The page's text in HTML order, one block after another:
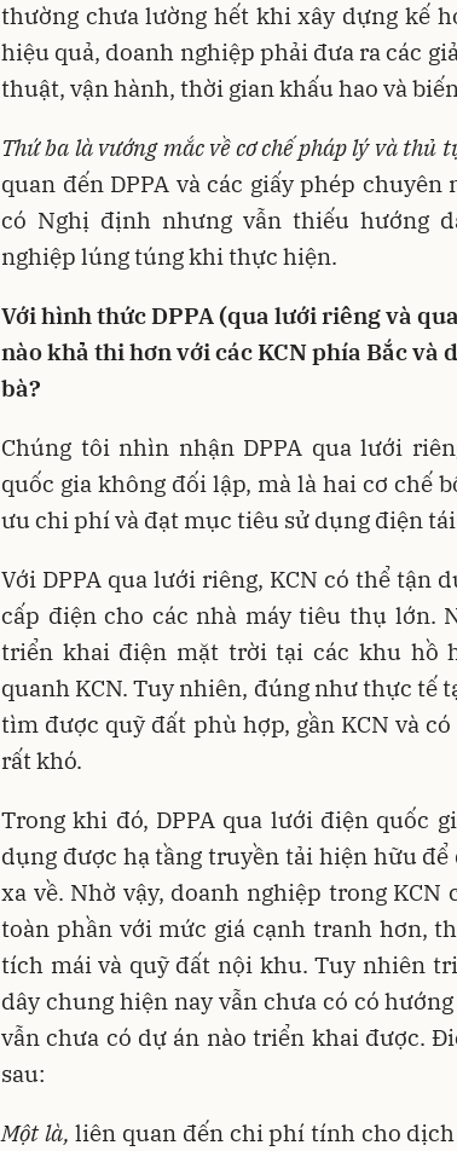
thường chưa lường hết khi xây dựng kế
hiệu quả, doanh nghiệp phải đưa ra các
thuật, vận hành, thời gian khấu hao và
Thứ ba là vướng mắc về cơ chế pháp lý và thủ
quan đến DPPA và các giấy phép
có Nghị định nhưng vẫn thiếu hướng
nghiệp lúng túng khi thực hiện.
Với hình thức DPPA (qua lưới riêng và
nào khả thi hơn với các KCN phía Bắc và
bà?
Chúng tôi nhìn nhận DPPA qua lưới
quốc gia không đối lập, mà là hai cơ chế
ưu chi phí và đạt mục tiêu sử dụng điện
Với DPPA qua lưới riêng, KCN có thể tận
cấp điện cho các nhà máy tiêu thụ lớn.
triển khai điện mặt trời tại các khu hồ
quanh KCN. Tuy nhiên, đúng như thực tế
tìm được quỹ đất phù hợp, gần KCN và
rất khó.
Trong khi đó, DPPA qua lưới điện quốc
dụng được hạ tầng truyền tải hiện hữu
xa về. Nhờ vậy, doanh nghiệp trong
toàn phần với mức giá cạnh tranh hơn,
tích mái và quỹ đất nội khu. Tuy nhiên
dây chung hiện nay vẫn chưa có có
vẫn chưa có dự án nào triển khai được.
sau:
Một là, liên quan đến chi phí tính cho